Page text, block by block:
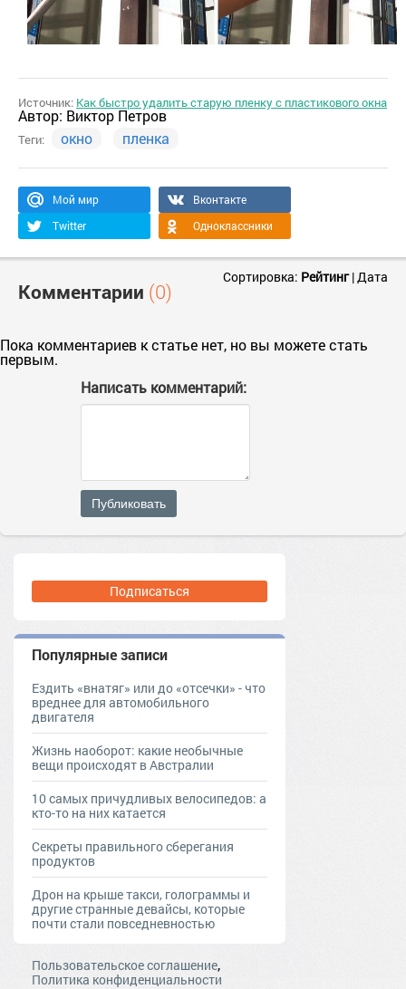
Источник: Как быстро удалить старую пленку с пластикового окна
Автор: Виктор Петров
Теги: окно пленка
Мой мир
Вконтакте
Twitter
Одноклассники
Комментарии (0)
Сортировка: Рейтинг|Дата
Пока комментариев к статье нет, но вы можете стать
первым.
Написать комментарий:
Публиковать
Подписаться
Популярные записи
Ездить «внатяг» или до «отсечки» - что
вреднее для автомобильного
двигателя
Жизнь наоборот: какие необычные
вещи происходят в Австралии
10 самых причудливых велосипедов: а
кто-то на них катается
Секреты правильного сберегания
продуктов
Дрон на крыше такси, голограммы и
другие странные девайсы, которые
почти стали повседневностью
Пользовательское соглашение,
Политика конфиденциальности